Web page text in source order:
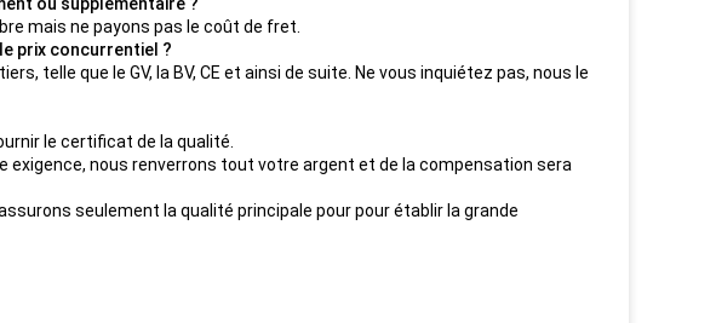
mais ne payons pas le coût de fret.
prix concurrentiel ?
telle que le GV, la BV, CE et ainsi de suite. Ne vous inquiétez pas, nous le
le certificat de la qualité.
exigence, nous renverrons tout votre argent et de la compensation sera
seulement la qualité principale pour pour établir la grande